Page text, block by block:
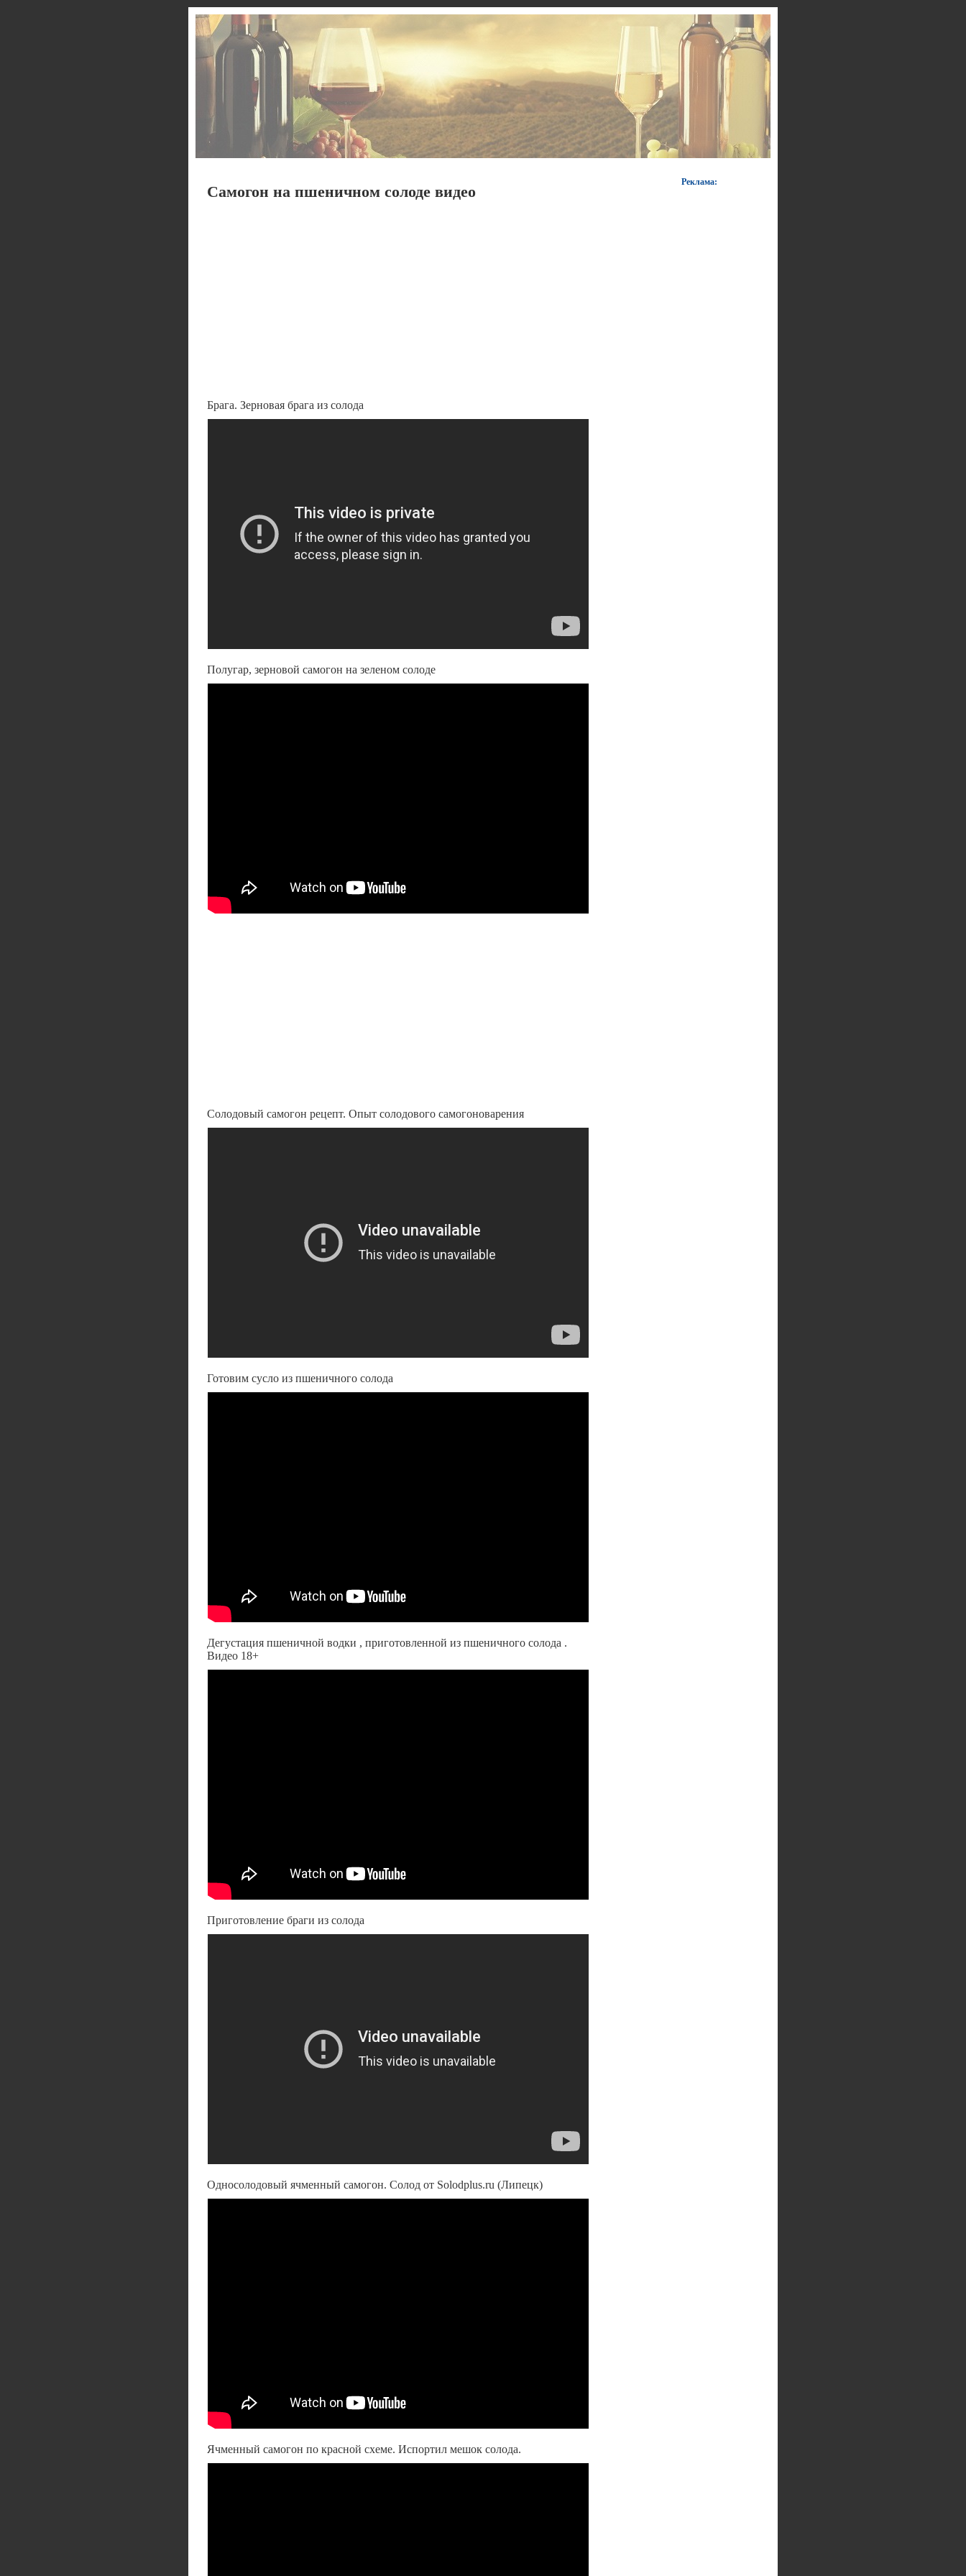
Самогон на пшеничном солоде видео
Брага. Зерновая брага из солода
Полугар, зерновой самогон на зеленом солоде
Солодовый самогон рецепт. Опыт солодового самогоноварения
Готовим сусло из пшеничного солода
Дегустация пшеничной водки , приготовленной из пшеничного солода .
Видео 18+
Приготовление браги из солода
Односолодовый ячменный самогон. Солод от Solodplus.ru (Липецк)
Ячменный самогон по красной схеме. Испортил мешок солода.
Реклама: